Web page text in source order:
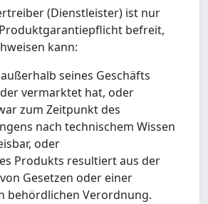
(Dienstleister) ist nur
befreit,
kann:
seines Geschäfts
vermarktet hat, oder
zum Zeitpunkt des
nach technischem Wissen
oder
Produkts resultiert aus der
Gesetzen oder einer
behördlichen Verordnung.